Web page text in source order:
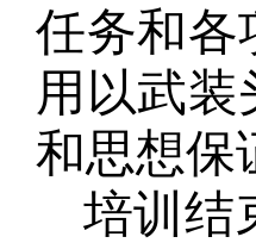
任务和各
用以武
和思想保
培训结